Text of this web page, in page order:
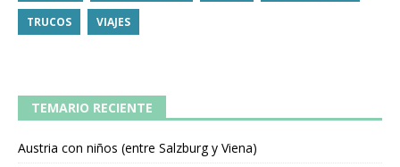
TRUCOS VIAJES
TEMARIO RECIENTE
Austria con niños (entre Salzburg y Viena)